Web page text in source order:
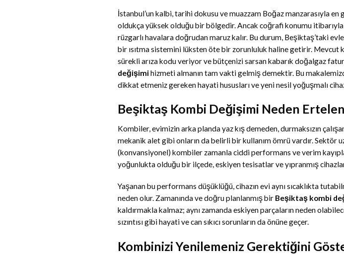
İstanbul’un kalbi, tarihi dokusu ve muazzam Boğaz manzarasıyla
oldukça yüksek olduğu bir bölgedir. Ancak coğrafi konumu itibarıyla
rüzgarlı havalara doğrudan maruz kalır. Bu durum, Beşiktaş’taki
bir ısıtma sistemini lüksten öte bir zorunluluk haline getirir. Mevcut
sürekli arıza kodu veriyor ve bütçenizi sarsan kabarık doğalgaz
değişimihizmeti almanın tam vakti gelmiş demektir. Bu
dikkat etmeniz gereken hayati hususları ve yeni nesil yoğuşmalı
Beşiktaş Kombi Değişimi Neden
Kombiler, evimizin arka planda yaz kış demeden, durmaksızın
mekanik alet gibi onların da belirli bir kullanım ömrü vardır. Sektör
(konvansiyonel) kombiler zamanla ciddi performans ve verim
yoğunlukta olduğu bir ilçede, eskiyen tesisatlar ve yıpranmış
Yaşanan bu performans düşüklüğü, cihazın evi aynı sıcaklıkta
neden olur. Zamanında ve doğru planlanmış bir Beşiktaş kombi
kaldırmakla kalmaz; aynı zamanda eskiyen parçaların neden
sızıntısı gibi hayati ve can sıkıcı sorunların da önüne geçer.
Kombinizi Yenilemeniz Gerektiğini